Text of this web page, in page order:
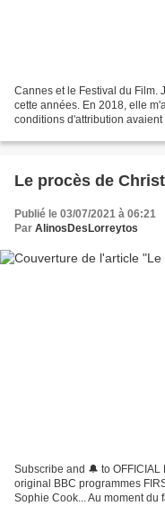
Cannes et le Festival du Film.
cette années. En 2018, elle
conditions d'attribution
Le procès de
Publié le 03/07/2021 à 06:21
Par AlinosDesLorreytos
Subscribe and 🔔 to
original BBC programmes
Sophie Cook... Au moment du